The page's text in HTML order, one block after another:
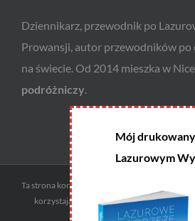
Dziennikarz, przewodnik po
Prowansji, autor przewodników po
na świecie. Od 2014 mieszka w
podróżniczy.
Ta strona korzysta z ciasteczek i programów
korzystając z niej. W każdej chwili możesz
przeglądarki.
Mój
Lazurowym